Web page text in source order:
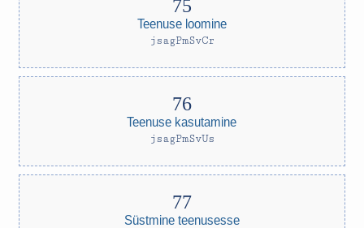
Teenuse loomine
jsagPmSvCr
Teenuse kasutamine
jsagPmSvUs
Süstmine teenusesse